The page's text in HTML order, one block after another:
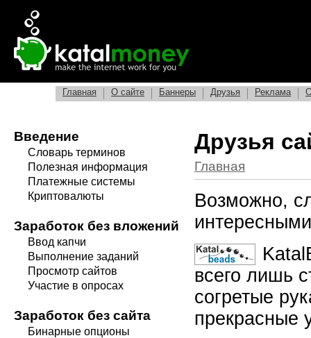
Главная О сайте Баннеры Друзья Реклама
Введение
Словарь терминов
Полезная информация
Платежные системы
Криптовалюты
Заработок без вложений
Ввод капчи
Выполнение заданий
Просмотр сайтов
Участие в опросах
Заработок без сайта
Бинарные опционы
Друзья
Главная
Возможно,
всего лишь
согретые
прекрасные